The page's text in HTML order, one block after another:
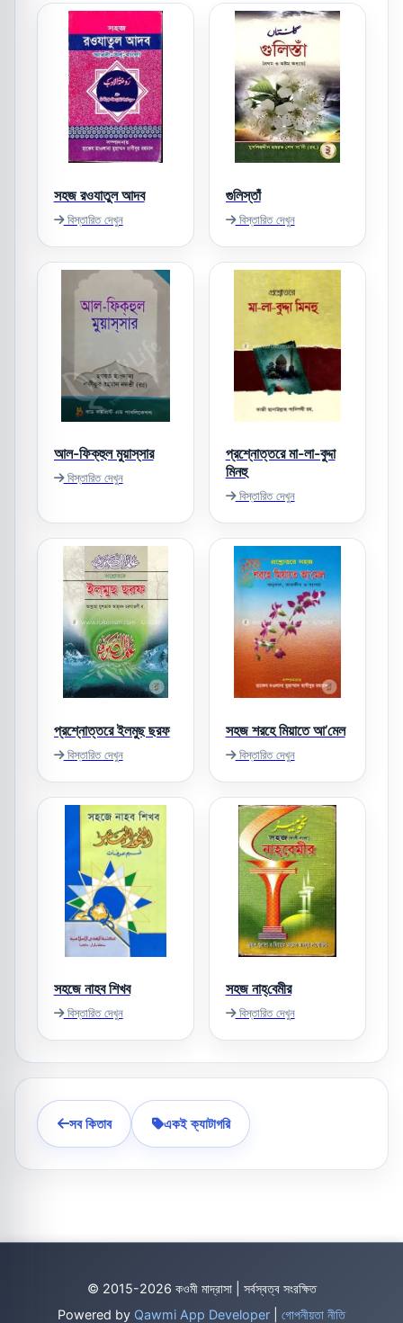
সহজ রওযাতুল আদব
বিস্তারিত দেখুন
গুলিস্তাঁ
বিস্তারিত দেখুন
আল-ফিক্‌হুল মুয়াস্‌সার
বিস্তারিত দেখুন
প্রশ্নোত্তরে মা-লা-বুদ্দা
মিনহু
বিস্তারিত দেখুন
প্রশ্নোত্তরে ইলমুছ ছরফ
বিস্তারিত দেখুন
সহজ শরহে মিয়াতে আ’মেল
বিস্তারিত দেখুন
সহজে নাহব শিখব
বিস্তারিত দেখুন
সহজ নাহ্‌বেমীর
বিস্তারিত দেখুন
সব কিতাব একই ক্যাটাগরি
© 2015-2026 কওমী মাদ্রাসা | সর্বস্বত্ব সংরক্ষিত
Powered by Qawmi App Developer গোপনীয়তা নীতি